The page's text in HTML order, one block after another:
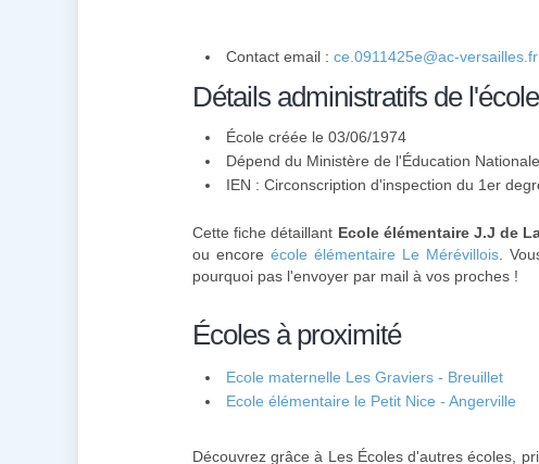
Contact email : ce.0911425e@ac-versailles.fr
Détails administratifs de l'école
École créée le 03/06/1974
Dépend du Ministère de l'Éducation Nationale
IEN : Circonscription d'inspection du 1er
Cette fiche détaillant Ecole élémentaire J.J de
ou encore école élémentaire Le Mérévillois.
pourquoi pas l'envoyer par mail à vos proches !
Écoles à proximité
Ecole maternelle Les Graviers - Breuillet
Ecole élémentaire le Petit Nice - Angerville
Découvrez grâce à Les Écoles d'autres écoles,